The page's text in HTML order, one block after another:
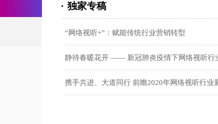
· 独家专稿
“网络视听+”：赋能传统行业营销转型
静待春暖花开 —— 新冠肺炎疫情下网络视听行
携手共进、大道同行 前瞻2020年网络视听行业